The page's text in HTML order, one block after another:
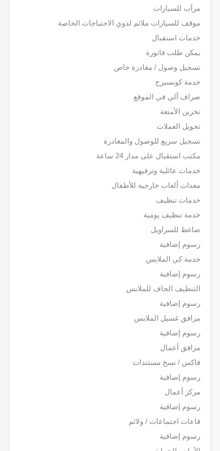
مرآب للسيارات
موقف للسيارات ملائم لذوي الاحتياجات الخاصة
خدمات استقبال
يمكن طلب فاتورة
تسجيل وصول / مغادرة خاص
خدمة كونسيرج
صراف آلي في الموقع
تخزين الأمتعة
تحويل العملات
تسجيل سريع للوصول والمغادرة
مكتب استقبال على مدار 24 ساعة
خدمات عائلية وترفيهية
معدات ألعاب خارجية للأطفال
خدمات تنظيف
خدمة تنظيف يومية
ضاغط للسراويل
رسوم إضافية
خدمة كي الملابس
رسوم إضافية
التنظيف الجاف للملابس
رسوم إضافية
مرافق غسيل الملابس
رسوم إضافية
مرافق أعمال
فاكس / نسخ مستندات
رسوم إضافية
مركز أعمال
رسوم إضافية
قاعات اجتماعات / ولائم
رسوم إضافية